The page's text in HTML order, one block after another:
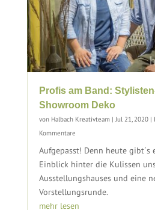
Profis am Band:
Showroom Deko
von Halbach Kreativteam|Jul 21, 2020|
Kommentare
Aufgepasst! Denn heute gibt´s
Einblick hinter die Kulissen
Ausstellungshauses und eine
Vorstellungsrunde.
mehr lesen